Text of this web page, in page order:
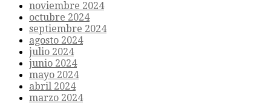
noviembre 2024
octubre 2024
septiembre 2024
agosto 2024
julio 2024
junio 2024
mayo 2024
abril 2024
marzo 2024